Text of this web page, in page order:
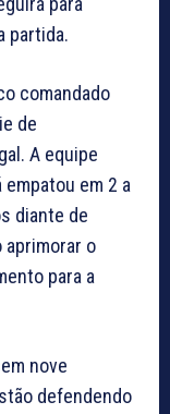
partida.
comandado
de
A equipe
em 2 a
diante de
aprimorar o
para a
nove
defendendo